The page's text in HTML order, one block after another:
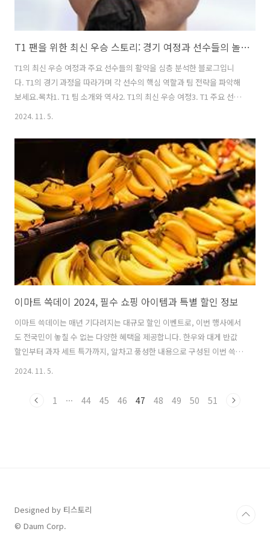
T1 팬을 위한 최신 우승 스토리: 경기 여정과 선수들의 놀라운 활약
T1의 최신 우승 여정과 주요 선수들의 활약을 심층 분석한 블로그입니
다. T1의 경기 과정을 따라가며 각 선수의 핵심 역할과 팀 전략을 파악해
보세요.목차1. T1 팀 소개와 역사2. T1의 최신 우승 여정3. T1 주요 선수
들의 활약4. e스포츠 시장에서 T1 우승의 영향5. T1 팬과 커뮤니티 반응
표적인 팀으로, 특히 리그 오브 레전드(League of Legends)에서 뛰어
난 성과를 거두고 있습니다. SK텔레콤의 후원으로 시작된 T1은 창단 이
래 여러 국제 대회에서 우승을 차지하며 글로벌 무대에서 영향력을 확대
해 왔습니다. Faker와 같은 스타 선수를 비롯해 뛰어난 선수들이 대거 포
진해 있는 팀으로, 팬들의 사랑을 ..
2024. 11. 5.
이마트 쓱데이 2024, 필수 쇼핑 아이템과 특별 할인 정보
이마트 쓱데이는 매년 기다려지는 대규모 할인 이벤트로, 이번 행사에서
도 전국민이 놓칠 수 없는 다양한 혜택을 제공합니다. 한우와 대게 반값
할인부터 과자 세트 특가까지, 알차고 풍성한 내용으로 구성된 이번 쓱데
이의 주요 정보와 쇼핑 꿀팁을 소개합니다.목차이마트 쓱데이 개요주요
유의사항 이마트 쓱데이 개요 이마트의 '쓱데이'는 매년 진행되는 대한
2024. 11. 5.
1 ··· 44 45 46 47 48 49 50 51
Designed by 티스토리
© Daum Corp.